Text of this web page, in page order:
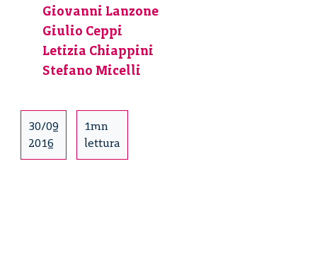
Nuovo
rivoluzione?
Giovanni Lanzone
Giulio Ceppi
Letizia Chiappini
Stefano Micelli
30/09
2016
1mn
lettura